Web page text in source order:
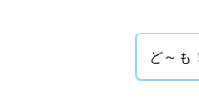
ど～も